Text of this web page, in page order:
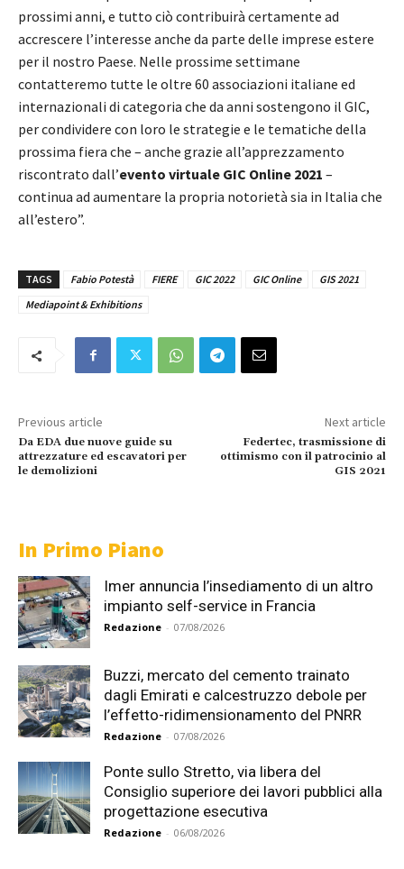
prossimi anni, e tutto ciò contribuirà certamente ad
accrescere l’interesse anche da parte delle imprese estere
per il nostro Paese. Nelle prossime settimane
contatteremo tutte le oltre 60 associazioni italiane ed
internazionali di categoria che da anni sostengono il GIC,
per condividere con loro le strategie e le tematiche della
prossima fiera che – anche grazie all’apprezzamento
riscontrato dall’evento virtuale GIC Online 2021 –
continua ad aumentare la propria notorietà sia in Italia che
all’estero”.
TAGS Fabio Potestà FIERE GIC 2022 GIC Online
GIS 2021
Mediapoint & Exhibitions
Previous article
Da EDA due nuove guide su
attrezzature ed escavatori per
le demolizioni
Next article
Federtec, trasmissione di
ottimismo con il patrocinio al
GIS 2021
In Primo Piano
Imer annuncia l’insediamento di un altro
impianto self-service in Francia
Redazione - 07/08/2026
Buzzi, mercato del cemento trainato
dagli Emirati e calcestruzzo debole per
l’effetto-ridimensionamento del PNRR
Redazione - 07/08/2026
Ponte sullo Stretto, via libera del
Consiglio superiore dei lavori pubblici alla
progettazione esecutiva
Redazione - 06/08/2026